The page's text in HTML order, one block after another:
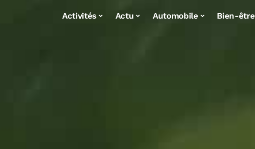
Activités Actu Automobile Bien-être